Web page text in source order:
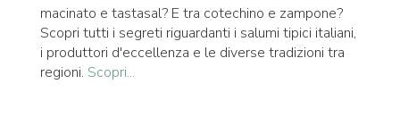
macinato e tastasal? E tra cotechino e zampone?
Scopri tutti i segreti riguardanti i salumi tipici italiani,
i produttori d'eccellenza e le diverse tradizioni tra
regioni. Scopri...